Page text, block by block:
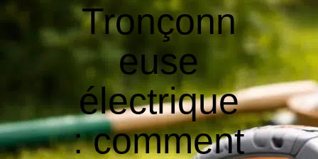
Tronçonn
euse
électrique
: comment